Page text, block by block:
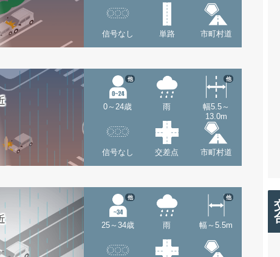
信号なし 単路 市町村道
0～24歳
他
雨
幅5.5～
13.0m
他
信号なし 交差点 市町村道
25～34歳
他
雨 幅～5.5m
他